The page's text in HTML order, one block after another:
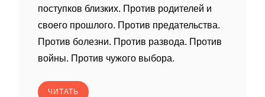
поступков близких. Против родителей и
своего прошлого. Против предательства.
Против болезни. Против развода. Против
войны. Против чужого выбора.
ЧИТАТЬ